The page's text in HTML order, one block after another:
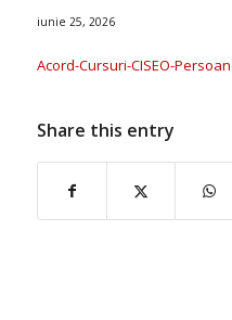
iunie 25, 2026
Acord-Cursuri-CISEO-
Share this entry